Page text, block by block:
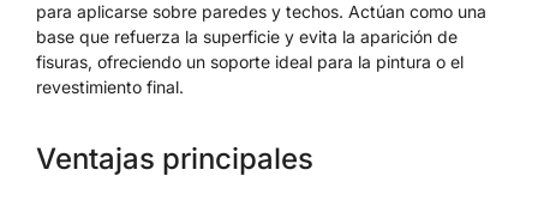
para aplicarse sobre paredes y techos. Actúan como una
base que refuerza la superficie y evita la aparición de
fisuras, ofreciendo un soporte ideal para la pintura o el
revestimiento final.
Ventajas principales